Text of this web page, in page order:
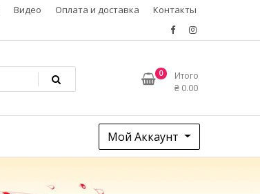
Видео Оплата и доставка Контакты
0
Итого
₴ 0.00
Мой Аккаунт